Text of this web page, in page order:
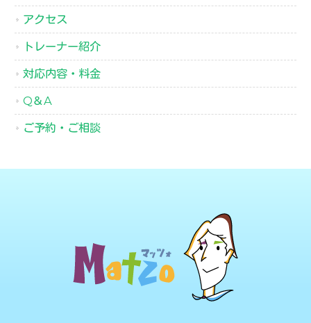
アクセス
トレーナー紹介
対応内容・料金
Q＆A
ご予約・ご相談